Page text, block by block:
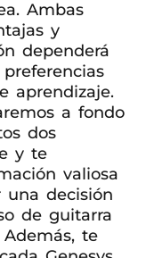
Ambas
y
dependerá
aprendizaje.
a fondo
dos
y te
valiosa
una decisión
de guitarra
te